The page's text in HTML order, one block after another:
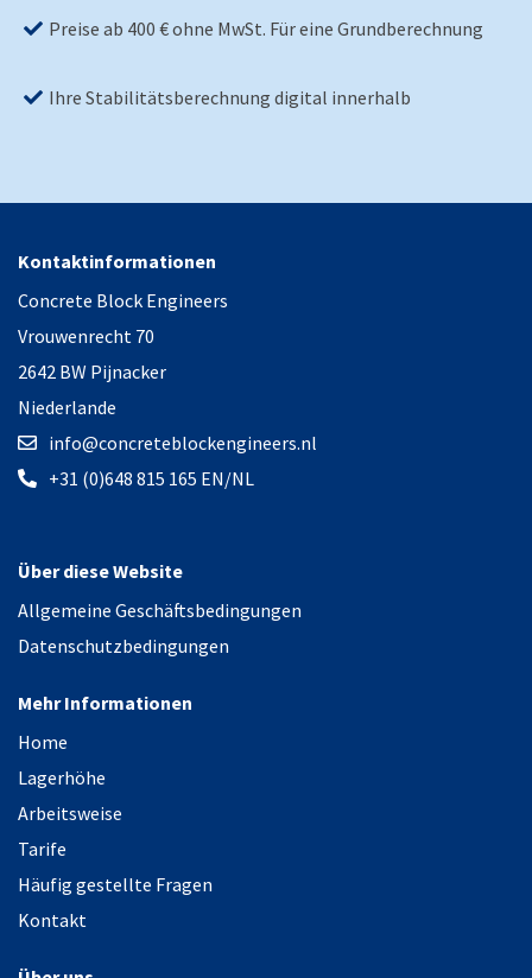
Preise ab 400 € ohne MwSt. Für eine Grundberechnung
Ihre Stabilitätsberechnung digital innerhalb
Kontaktinformationen
Concrete Block Engineers
Vrouwenrecht 70
2642 BW Pijnacker
Niederlande
info@concreteblockengineers.nl
+31 (0)648 815 165 EN/NL
Über diese Website
Allgemeine Geschäftsbedingungen
Datenschutzbedingungen
Mehr Informationen
Home
Lagerhöhe
Arbeitsweise
Tarife
Häufig gestellte Fragen
Kontakt